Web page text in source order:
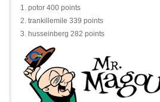
1. potor 400 points
2. trankillemile 339 points
3. husseinberg 282 points